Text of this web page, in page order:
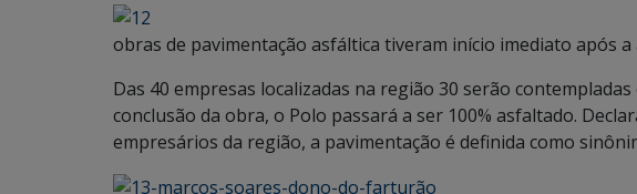
obras de pavimentação asfáltica tiveram início imediato após
Das 40 empresas localizadas na região 30 serão
conclusão da obra, o Polo passará a ser 100% asfaltado.
empresários da região, a pavimentação é definida como